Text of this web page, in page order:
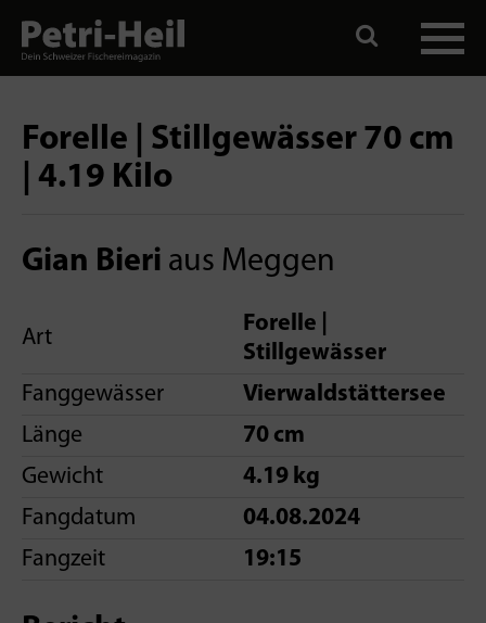
Forelle | Stillgewässer 70 cm
| 4.19 Kilo
Gian Bieri aus Meggen
Art
Forelle |
Stillgewässer
Fanggewässer
Vierwaldstättersee
Länge
70 cm
Gewicht
4.19 kg
Fangdatum
04.08.2024
Fangzeit
19:15